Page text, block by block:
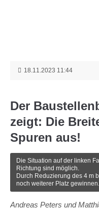
Anmelden
Register|Lost your
18.11.2023 11:44
Der
zeigt: Die
Spuren aus!
Die Situation auf der linken
Richtung sind möglich.
Durch Reduzierung des 4 m
noch weiterer Platz gewinnen.
Andreas Peters und